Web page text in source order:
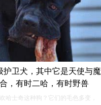
护卫犬，其中它是天使与魔
，有时二哈，有时野兽
哈士奇这种狗？它们的毛色多变，